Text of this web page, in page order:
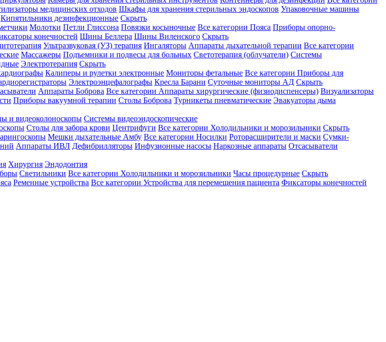
медицинских отходов Шкафы для хранения стерильных эндоскопов Упаковочные машины
Кипятильники дезинфекционные Скрыть
Молотки Петли Глиссона Повязки косыночные Все категории Пояса Приборы опорно-
конечностей Шины Беллера Шины Виленского Скрыть
Ультразвуковая (УЗ) терапия Ингаляторы Аппараты дыхательной терапии Все категории
Массажеры Подъемники и подвесы для больных Светотерапия (облучатели) Системы
Электротерапия Скрыть
Калиперы и рулетки электронные Мониторы фетальные Все категории Приборы для
Электроэнцефалографы Кресла Барани Суточные мониторы АД Скрыть
Аппараты Боброва Все категории Аппараты хирургические (физиодиспенсеры) Визуализаторы
Приборы вакуумной терапии Столы Боброва Турникеты пневматические Эвакуаторы дыма
и видеоколоноскопы Системы видеоэндоскопические
Столы для забора крови Центрифуги Все категории Холодильники и морозильники Скрыть
Мешки дыхательные Амбу Все категории Носилки Роторасширители и маски Сумки-
Аппараты ИВЛ Дефибрилляторы Инфузионные насосы Наркозные аппараты Отсасыватели
Хирургия Эндодонтия
Светильники Все категории Холодильники и морозильники Часы процедурные Скрыть
Ременные устройства Все категории Устройства для перемещения пациента Фиксаторы конечностей